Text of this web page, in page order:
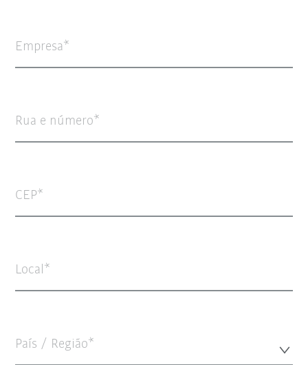
Empresa
Rua e número
CEP
Local
País / Região*